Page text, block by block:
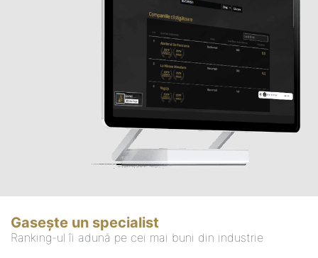
Gasește un specialist
Ranking-ul îi adună pe cei mai buni din industrie